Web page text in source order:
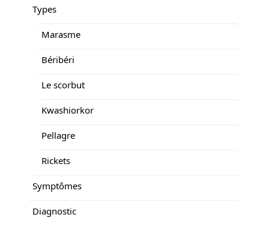
Types
Marasme
Béribéri
Le scorbut
Kwashiorkor
Pellagre
Rickets
Symptômes
Diagnostic